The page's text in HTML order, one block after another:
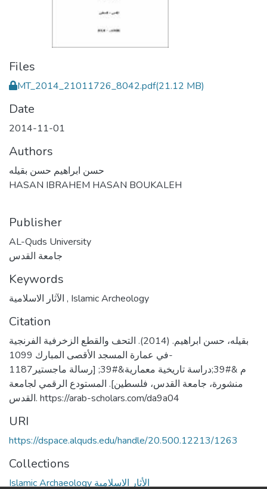
Files
MT_2014_21011726_8042.pdf(21.12 MB)
Date
2014-11-01
Authors
حسن ابراهيم حسن بقيله
HASAN IBRAHEM HASAN BOUKALEH
Publisher
AL-Quds University
جامعة القدس
Keywords
, Islamic Archeology
Citation
بقيله، حسن ابراهيم. (2014). التحف والقطع الزخرفية الفرنجية
في عمارة المسجد الأقصى المبارك 1099-
1187م &#39;دراسة تاريخية معمارية&#39; [رسالة ماجستير
منشورة، جامعة القدس، فلسطين]. المستودع الرقمي لجامعة
القدس. https://arab-scholars.com/da9a04
URI
https://dspace.alquds.edu/handle/20.500.12213/1263
Collections
Islamic Archaeology الأثار الاسلامية